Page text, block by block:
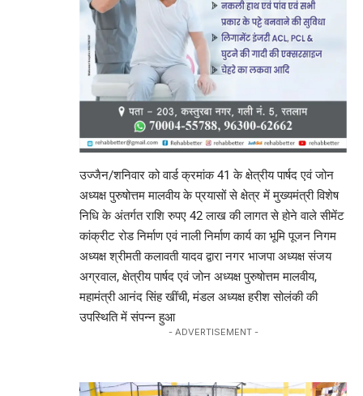
उज्जैन/शनिवार को वार्ड क्रमांक 41 के क्षेत्रीय पार्षद एवं जोन
अध्यक्ष पुरुषोत्तम मालवीय के प्रयासों से क्षेत्र में मुख्यमंत्री विशेष
निधि के अंतर्गत राशि रुपए 42 लाख की लागत से होने वाले सीमेंट
कांक्रीट रोड निर्माण एवं नाली निर्माण कार्य का भूमि पूजन निगम
अध्यक्ष श्रीमती कलावती यादव द्वारा नगर भाजपा अध्यक्ष संजय
अग्रवाल, क्षेत्रीय पार्षद एवं जोन अध्यक्ष पुरुषोत्तम मालवीय,
महामंत्री आनंद सिंह खींची, मंडल अध्यक्ष हरीश सोलंकी की
उपस्थिति में संपन्न हुआ
- ADVERTISEMENT -